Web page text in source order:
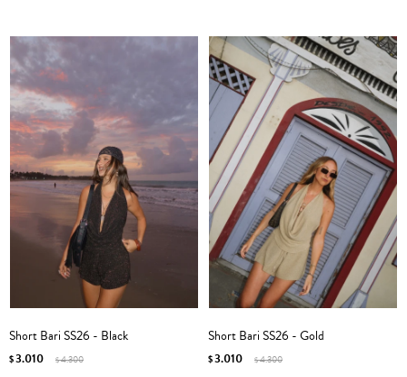
Short Bari SS26 - Black
$3.010 $4.300
Short Bari SS26 - Gold
$3.010 $4.300